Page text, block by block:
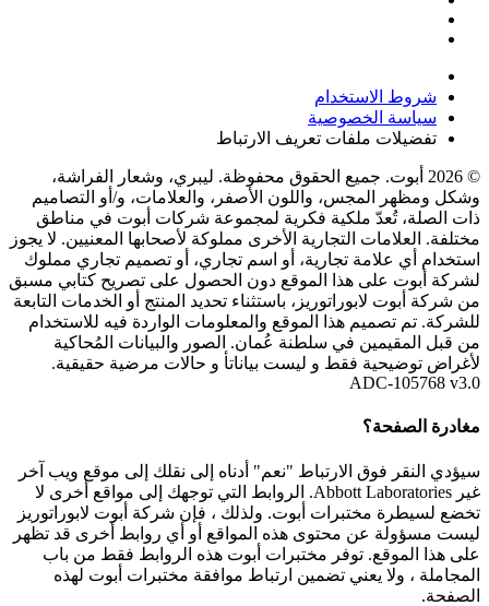
شروط الاستخدام
سياسة الخصوصية
تفضيلات ملفات تعريف الارتباط
© 2026 أبوت. جميع الحقوق محفوظة. ليبري، وشعار الفراشة،
وشكل ومظهر المجس، واللون الأصفر، والعلامات، و/أو التصاميم
ذات الصلة، تُعدّ ملكية فكرية لمجموعة شركات أبوت في مناطق
مختلفة. العلامات التجارية الأخرى مملوكة لأصحابها المعنيين. لا يجوز
استخدام أي علامة تجارية، أو اسم تجاري، أو تصميم تجاري مملوك
لشركة أبوت على هذا الموقع دون الحصول على تصريح كتابي مسبق
من شركة أبوت لابوراتوريز، باستثناء تحديد المنتج أو الخدمات التابعة
للشركة. تم تصميم هذا الموقع والمعلومات الواردة فيه للاستخدام
من قبل المقيمين في سلطنة عُمان. الصور والبيانات المُحاكية
لأغراض توضيحية فقط و ليست بياناتأ و حالات مرضية حقيقية.
ADC-105768 v3.0
مغادرة الصفحة؟
سيؤدي النقر فوق الارتباط "نعم" أدناه إلى نقلك إلى موقع ويب آخر
غير Abbott Laboratories. الروابط التي توجهك إلى مواقع أخرى لا
تخضع لسيطرة مختبرات أبوت. ولذلك ، فإن شركة أبوت لابوراتوريز
ليست مسؤولة عن محتوى هذه المواقع أو أي روابط أخرى قد تظهر
على هذا الموقع. توفر مختبرات أبوت هذه الروابط فقط من باب
المجاملة ، ولا يعني تضمين ارتباط موافقة مختبرات أبوت لهذه
الصفحة.